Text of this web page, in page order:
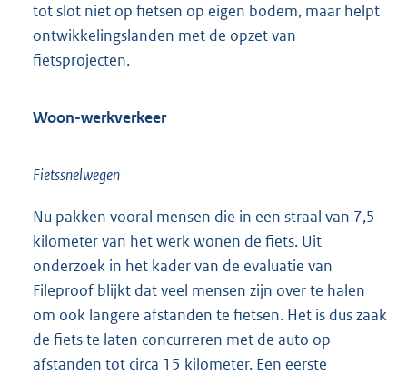
tot slot niet op fietsen op eigen bodem, maar helpt
ontwikkelingslanden met de opzet van
fietsprojecten.
Woon-werkverkeer
Fietssnelwegen
Nu pakken vooral mensen die in een straal van 7,5
kilometer van het werk wonen de fiets. Uit
onderzoek in het kader van de evaluatie van
Fileproof blijkt dat veel mensen zijn over te halen
om ook langere afstanden te fietsen. Het is dus zaak
de fiets te laten concurreren met de auto op
afstanden tot circa 15 kilometer. Een eerste